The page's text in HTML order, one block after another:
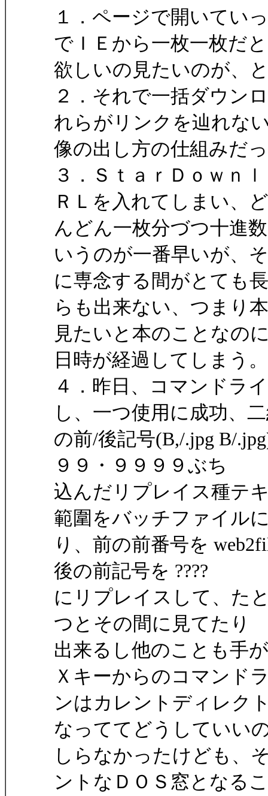
１．ページで開いてい
でＩＥから一枚一枚だ
欲しいの見たいのが、
２．それで一括ダウン
れらがリンクを辿れな
像の出し方の仕組みだ
３．ＳｔａｒＤｏｗｎ
ＲＬを入れてしまい、ど
んどん一枚分づつ十進
いうのが一番早いが、
に専念する間がとても
らも出来ない、つまり
見たいと本のことなの
日時が経過してしまう。
４．昨日、コマンドラ
し、一つ使用に成功、
の前/後記号(B,/.jpg B/
９９・９９９９ぶち
込んだリプレイス種テ
範圍をバッチファイル
り、前の前番号を
後の前記号を ????
にリプレイスして、た
つとその間に見てたり
出来るし他のことも手
Ｘキーからのコマンド
ンはカレントディレク
なっててどうしていい
しらなかったけども、
ントなＤＯＳ窓となるこ